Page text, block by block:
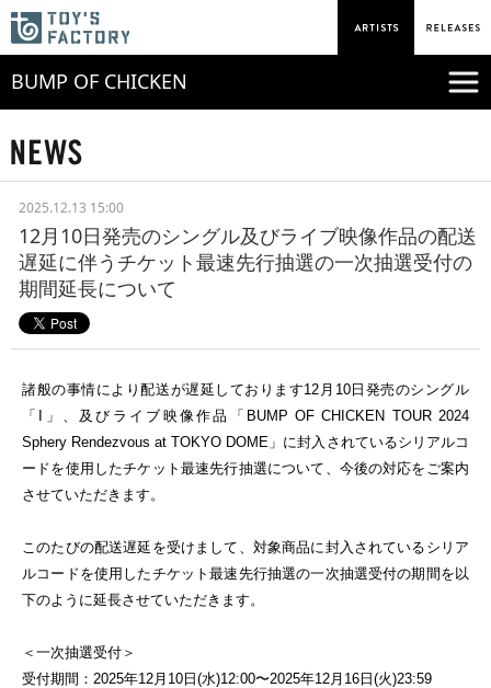
BUMP OF CHICKEN
2025.12.13 15:00
12月10日発売のシングル及びライブ映像作品の配送
遅延に伴うチケット最速先行抽選の一次抽選受付の
期間延長について
諸般の事情により配送が遅延しております12 月 10日発売のシングル
「
」、及びライブ映像作品「 BUMP OF CHICKEN TOUR 2024
Sphery Rendezvous at TOKYO DOME 」に封入されているシリアルコ
ードを使用したチケット最速先行抽選について、今後の対応をご案内
させていただきます。
このたびの配送遅延を受けまして、対象商品に封入されているシリア
ルコードを使用したチケット最速先行抽選の一次抽選受付の期間を以
下のように延長させていただきます。
＜一次抽選受付＞
受付期間： 2025年12月 10 日 (水)12:00〜2025年12月 16 日 (火)23:59